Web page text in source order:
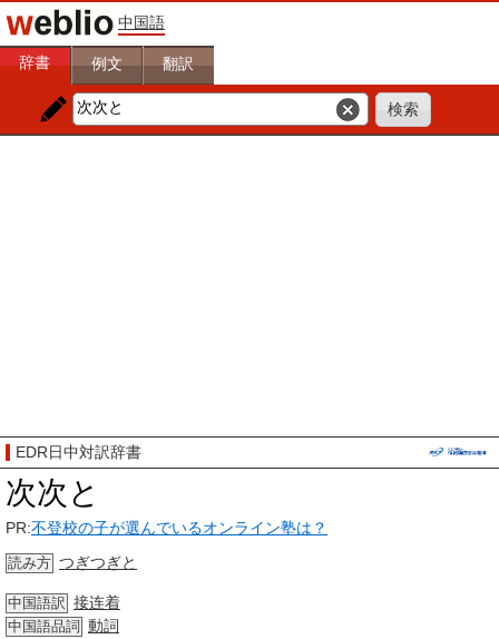
中国語
辞書 例文 翻訳
EDR日中対訳辞書
次次と
PR:不登校の子が選んでいるオンライン塾は？
読み方 つぎつぎと
中国語訳 接连着
中国語品詞 動詞